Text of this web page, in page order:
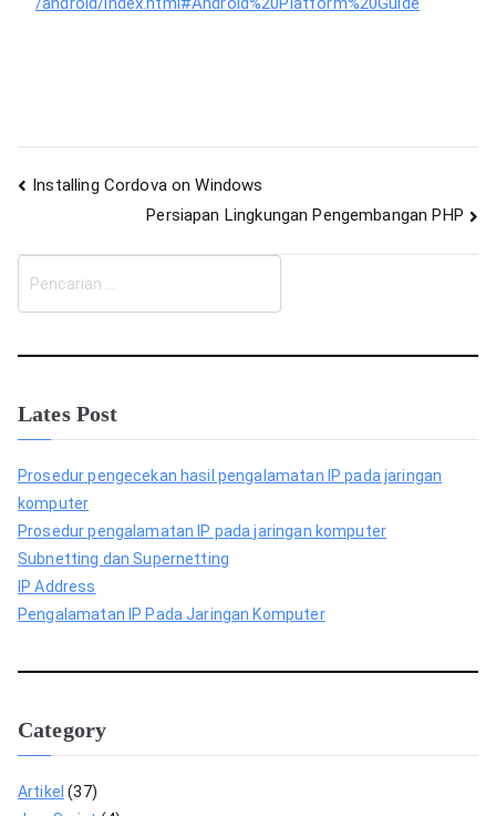
Navigasi
Installing Cordova on Windows
Persiapan Lingkungan Pengembangan PHP
i
Lates Post
Prosedur pengecekan hasil pengalamatan IP pada jaringan
komputer
Prosedur pengalamatan IP pada jaringan komputer
Subnetting dan Supernetting
IP Address
Pengalamatan IP Pada Jaringan Komputer
Category
Artikel (37)